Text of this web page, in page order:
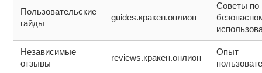
Пользовательские
гайды
guides.кракен.онлион
Советы по
Независимые
отзывы
reviews.кракен.онлион
Опыт